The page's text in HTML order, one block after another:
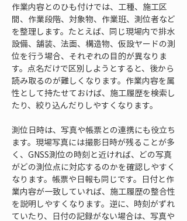
作業内容とのひも付けでは、工種、施工区
間、作業段階、対象物、作業班、測位者など
を整理します。たとえば、同じ現場内で排水
設備、舗装、法面、構造物、仮設ヤードの測
位を行う場合、それぞれの目的が異なりま
す。点名だけで区別しようとすると、後から
読み取るのが難しくなります。作業内容を属
性として持たせておけば、施工履歴を検索し
たり、絞り込んだりしやすくなります。
測位日時は、写真や帳票との連携にも役立ち
ます。現場写真には撮影日時が残ることが多
く、GNSS測位の時刻と近ければ、どの写真
がどの測位点に対応するのかを確認しやすく
なります。帳票や日報も同じです。日付と作
業内容が一致していれば、施工履歴の整合性
を説明しやすくなります。逆に、時刻がずれ
ていたり、日付の記録がない場合は、写真や